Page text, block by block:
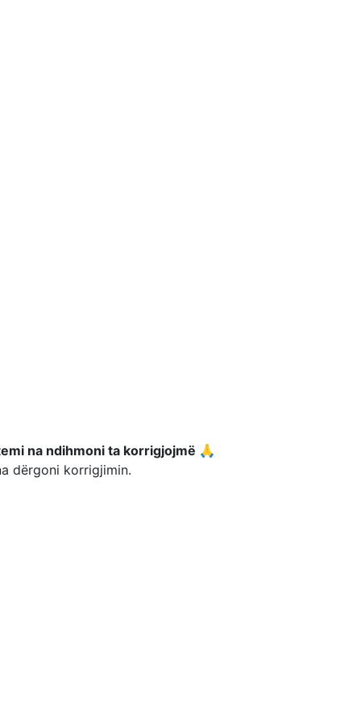
na ndihmoni ta korrigjojmë 🙏
dërgoni korrigjimin.